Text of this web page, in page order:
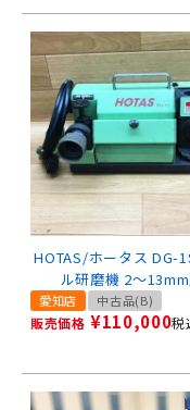
HOTAS/ホータス DG-
ル研磨機 2～
愛知店 中古品(B)
販売価格 ¥110,000税